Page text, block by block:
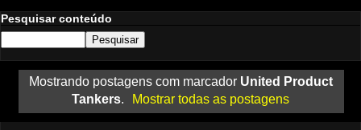
Pesquisar conteúdo
Mostrando postagens com marcador United Product
Tankers. Mostrar todas as postagens